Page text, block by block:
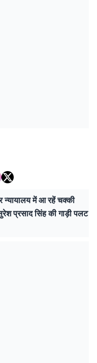
न्यायालय में आ रहें चक्की
प्रसाद सिंह की गाड़ी पलट